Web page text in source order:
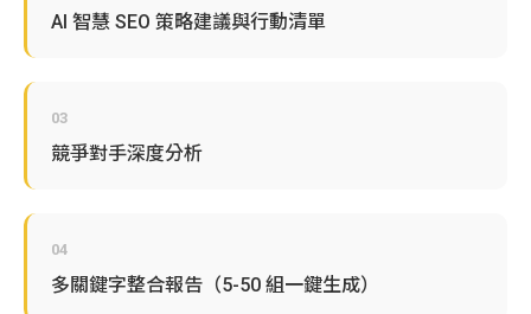
AI 智慧 SEO 策略建議與行動清單
03
競爭對手深度分析
04
多關鍵字整合報告（5-50 組一鍵生成）